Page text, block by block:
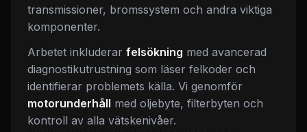
transmissioner, bromssystem och andra viktiga
komponenter.
Arbetet inkluderar felsökning med avancerad
diagnostikutrustning som läser felkoder och
identifierar problemets källa. Vi genomför
motorunderhåll med oljebyte, filterbyten och
kontroll av alla vätskenivåer.